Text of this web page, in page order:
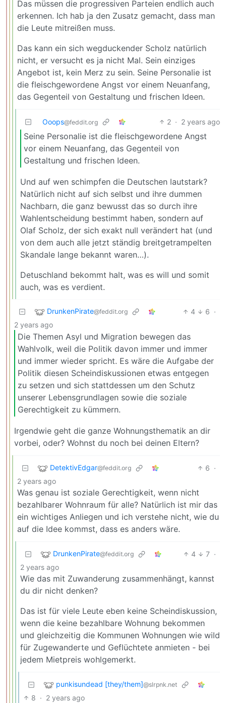
Das müssen die progressiven Parteien endlich auch
erkennen. Ich hab ja den Zusatz gemacht, dass man
die Leute mitreißen muss.
Das kann ein sich wegduckender Scholz natürlich
nicht, er versucht es ja nicht Mal. Sein einziges
Angebot ist, kein Merz zu sein. Seine Personalie ist
die fleischgewordene Angst vor einem Neuanfang,
das Gegenteil von Gestaltung und frischen Ideen.
Ooops@feddit.org 2 · 2 years ago
Seine Personalie ist die fleischgewordene Angst
vor einem Neuanfang, das Gegenteil von
Gestaltung und frischen Ideen.
Und auf wen schimpfen die Deutschen lautstark?
Natürlich nicht auf sich selbst und ihre dummen
Nachbarn, die ganz bewusst das so durch ihre
Wahlentscheidung bestimmt haben, sondern auf
Olaf Scholz, der sich exakt null verändert hat (und
von dem auch alle jetzt ständig breitgetrampelten
Skandale lange bekannt waren…).
Detuschland bekommt halt, was es will und somit
auch, was es verdient.
DrunkenPirate@feddit.org 4 6 ·
2 years ago
Die Themen Asyl und Migration bewegen das
Wahlvolk, weil die Politik davon immer und immer
und immer wieder spricht. Es wäre die Aufgabe der
Politik diesen Scheindiskussionen etwas entgegen
zu setzen und sich stattdessen um den Schutz
unserer Lebensgrundlagen sowie die soziale
Gerechtigkeit zu kümmern.
Irgendwie geht die ganze Wohnungsthematik an dir
vorbei, oder? Wohnst du noch bei deinen Eltern?
DetektivEdgar@feddit.org 6 ·
2 years ago
Was genau ist soziale Gerechtigkeit, wenn nicht
bezahlbarer Wohnraum für alle? Natürlich ist mir das
ein wichtiges Anliegen und ich verstehe nicht, wie du
auf die Idee kommst, dass es anders wäre.
DrunkenPirate@feddit.org 4 7 ·
2 years ago
Wie das mit Zuwanderung zusammenhängt, kannst
du dir nicht denken?
Das ist für viele Leute eben keine Scheindiskussion,
wenn die keine bezahlbare Wohnung bekommen
und gleichzeitig die Kommunen Wohnungen wie wild
für Zugewanderte und Geflüchtete anmieten - bei
jedem Mietpreis wohlgemerkt.
punkisundead [they/them]@slrpnk.net
8 · 2 years ago